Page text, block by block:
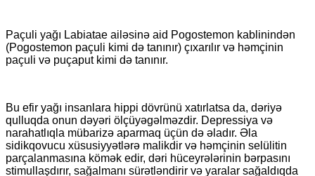
Paçuli yağı Labiatae ailəsinə aid Pogostemon kablinindən
(Pogostemon paçuli kimi də tanınır) çıxarılır və həmçinin
paçuli və puçaput kimi də tanınır.
Bu efir yağı insanlara hippi dövrünü xatırlatsa da, dəriyə
qulluqda onun dəyəri ölçüyəgəlməzdir. Depressiya və
narahatlıqla mübarizə aparmaq üçün də əladır. Əla
sidikqovucu xüsusiyyətlərə malikdir və həmçinin selülitin
parçalanmasına kömək edir, dəri hüceyrələrinin bərpasını
stimullaşdırır, sağalmanı sürətləndirir və yaralar sağaldıqda